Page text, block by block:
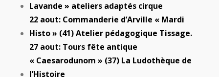
Lavande » ateliers adaptés cirque
22 aout: Commanderie d’Arville « Mardi
Histo » (41) Atelier pédagogique Tissage.
27 aout: Tours fête antique
« Caesarodunom » (37) La Ludothèque de
l’Histoire